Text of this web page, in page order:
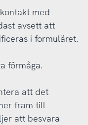
med
avsett att
i formuläret.
förmåga.
att det
fram till
att besvara